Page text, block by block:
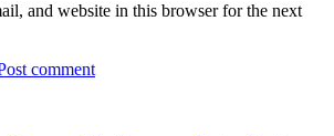
and website in this browser for the next
comment